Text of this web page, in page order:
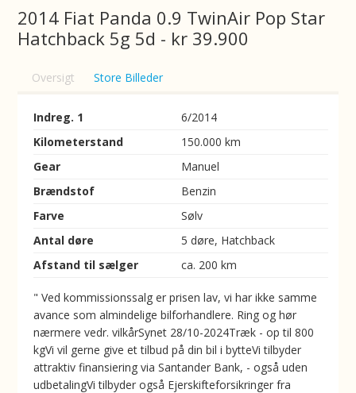
2014 Fiat Panda 0.9 TwinAir Pop Star
Hatchback 5g 5d - kr 39.900
Oversigt Store Billeder
Indreg. 1
6/2014
Kilometerstand
150.000 km
Gear
Manuel
Brændstof
Benzin
Farve
Sølv
Antal døre
5 døre, Hatchback
Afstand til sælger
ca. 200 km
" Ved kommissionssalg er prisen lav, vi har ikke samme
avance som almindelige bilforhandlere. Ring og hør
nærmere vedr. vilkårSynet 28/10-2024Træk - op til 800
kgVi vil gerne give et tilbud på din bil i bytteVi tilbyder
attraktiv finansiering via Santander Bank, - også uden
udbetalingVi tilbyder også Ejerskifteforsikringer fra